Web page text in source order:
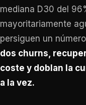
mediana D30 del
mayoritariamente
persiguen un
dos churns,
coste y doblan la
a la vez.